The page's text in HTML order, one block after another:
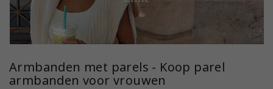
Armbanden met parels - Koop parel
armbanden voor vrouwen